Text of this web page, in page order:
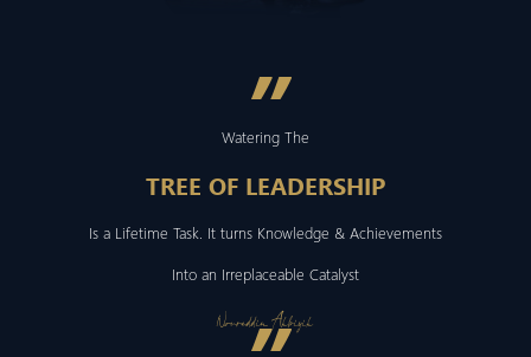
”
Watering The
TREE OF LEADERSHIP
Is a Lifetime Task. It turns Knowledge & Achievements
Into an Irreplaceable Catalyst
Noureddin Akbiyik